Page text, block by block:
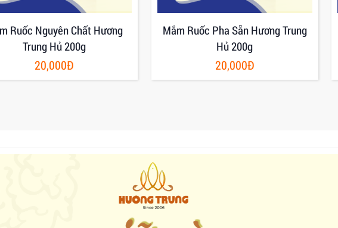
Ruốc Nguyên Chất Hương
Trung Hủ 200g
20,000Đ
Mắm Ruốc Pha Sẵn Hương Trung
Hủ 200g
20,000Đ